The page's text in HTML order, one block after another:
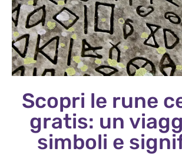
Scopri le rune
gratis: un
simboli e